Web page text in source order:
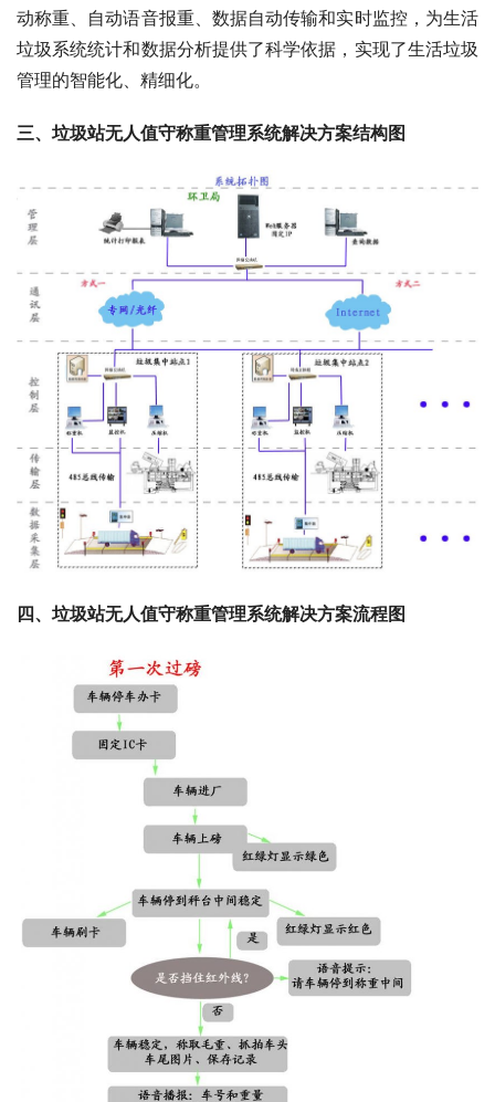
动称重、自动语音报重、数据自动传输和实时监控，为生活
垃圾系统统计和数据分析提供了科学依据，实现了生活垃圾
管理的智能化、精细化。
三、垃圾站无人值守称重管理系统解决方案结构图
四、垃圾站无人值守称重管理系统解决方案流程图